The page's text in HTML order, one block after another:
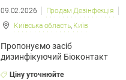
09.02.2026
Продам Дезінфекція
Київська область, Київ
Пропонуємо засіб
дизинфікуючий Біоконтакт
Ціну уточнюйте